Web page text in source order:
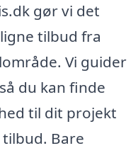
gør vi det
tilbud fra
Vi guider
du kan finde
til dit projekt
Bare